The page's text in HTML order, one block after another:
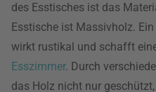
des Esstisches ist das
Esstische ist Massivholz.
wirkt rustikal und schafft
Esszimmer. Durch
das Holz nicht nur